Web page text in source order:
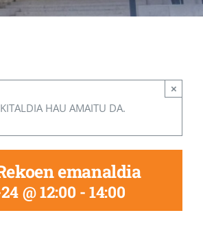
HAU AMAITU DA.
×
emanaldia
@ 12:00 -14:00